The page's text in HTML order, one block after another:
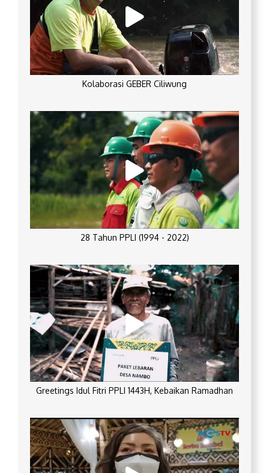
Kolaborasi GEBER Ciliwung
28 Tahun PPLI (1994 - 2022)
Greetings Idul Fitri PPLI 1443H, Kebaikan Ramadhan